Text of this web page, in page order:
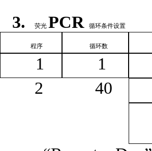
3. 荧光 PCR 循环条件设置
程序 循环数
1 1
2
40